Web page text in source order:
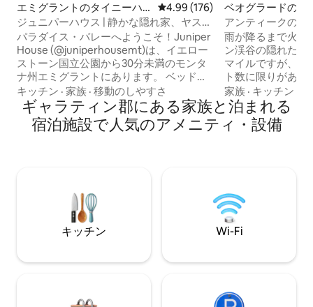
エミグラントのタイニーハ
ウス
レビュー176件、5つ星中4.99つ
4.99 (176)
ジュニパーハウス | 静かな隠れ家、ヤスト
ーンまで35分
パラダイス・バレーへようこそ！Juniper
House (@juniperhousemt)は、イエロー
ストーン国立公園から30分未満のモンタ
ナ州エミグラントにあります。 ベッドル
ーム2室、バスルーム1.5室のこのタイニー
ハウスからは、アブサロカ山脈の素晴ら
しい景色を楽しめます。テレビシリーズ
『イエローストーン』で描かれた谷の息
国立公園| 30マイル ☀️ リビングストン| 30
マイル ✈️ ボーズマン国際空港（BZN）|
キッチン · 家族 · 移動のしやすさ
ベオグラードのフ
イ
アンティークのモ
雨が降るまで火は使え
ン渓谷の隠れた
マイルですが、まる
ト数に限りがあ
合、宿泊先を独り
トは数名のみとなります。
プの一歩上の場所
歴史的な農場にあります。
んでいる土地で働いて
ティングもご覧く
家族 · キッチン
ギャラティン郡にある家族と泊まれる
宿泊施設で人気のアメニティ・設備
キッチン Wi-Fi